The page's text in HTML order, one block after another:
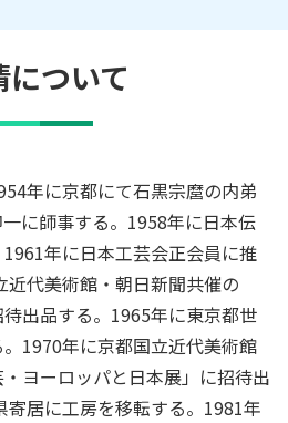
について
年に京都にて石黒宗麿の内弟
に師事する。1958年に日本伝
年に日本工芸会正会員に推
代美術館・朝日新聞共催の
待出品する。1965年に東京都世
1970年に京都国立近代美術館
ヨーロッパと日本展」に招待出
居に工房を移転する。1981年